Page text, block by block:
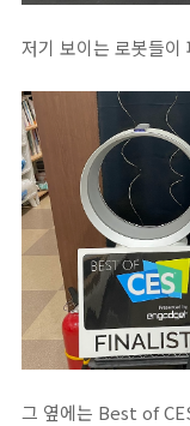
저기 보이는 로봇들이
그 옆에는 Best of